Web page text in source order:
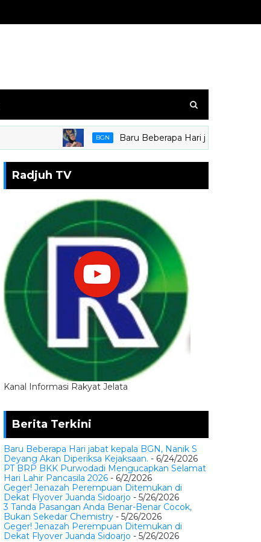
BGN Baru Beberapa Hari jabat kepala BGN,
Radjuh TV
Kanal Informasi Rakyat Jelata
Berita Terkini
Baru Beberapa Hari jabat kepala BGN, Nanik S
Deyang Akan Diperiksa Kejaksaan. - 6/24/2026
PT BRP BKK Purwodadi Mengucapkan Selamat
Hari Lahir Pancasila 2026 - 6/2/2026
Geger! Jenazah Perempuan Ditemukan di
Dekat Flyover Juanda Sidoarjo - 5/26/2026
3 Tanda Pasangan Anda Benar-Benar Cocok,
Bukan Sekedar Chemistry - 5/26/2026
Geger! Jenazah Perempuan Ditemukan di
Dekat Flyover Juanda Sidoarjo - 5/26/2026